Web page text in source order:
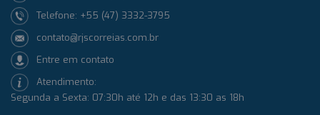
Telefone: +55 (47) 3332-3795
contato@rjscorreias.com.br
Entre em contato
Atendimento:
Segunda a Sexta: 07:30h até 12h e das 13:30 as 18h